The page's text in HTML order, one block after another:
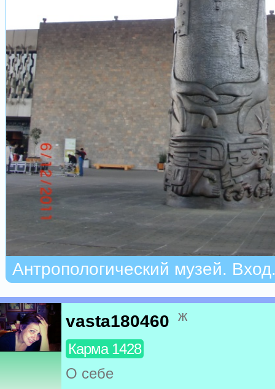
Антропологический музей.
vasta180460 ж
Карма 1428
О себе